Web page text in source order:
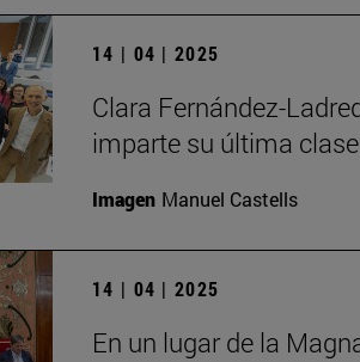
14 | 04 | 2025
Clara Fernández-
imparte su última clase
Imagen Manuel Castells
14 | 04 | 2025
En un lugar de la